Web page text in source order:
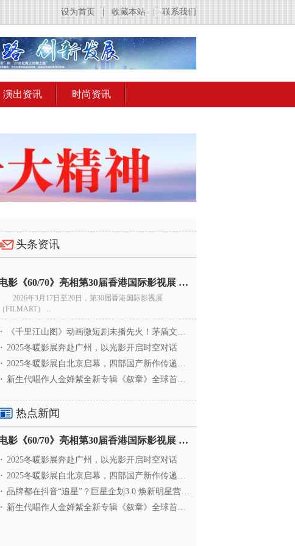
联系我们
收藏本站
设为首页
演出资讯 时尚资讯
头条资讯
电影《60/70》亮相第30届香港国际影视展 冲刺戛纳备
2026年3月17日至20日，第30届香港国际影视展
（FILMART） ...
·
《千里江山图》动画微短剧未播先火！茅盾文学奖IP首
· 2025冬暖影展奔赴广州，以光影开启时空对话
· 2025冬暖影展自北京启幕，四部国产新作传递银幕温情
· 新生代唱作人金婵紫全新专辑《叙章》全球首发，颠覆
热点新闻
电影《60/70》亮相第30届香港国际影视展 冲刺戛纳备
· 2025冬暖影展奔赴广州，以光影开启时空对话
· 2025冬暖影展自北京启幕，四部国产新作传递银幕温情
· 品牌都在抖音“追星”？巨星企划3.0 焕新明星营销，让
· 新生代唱作人金婵紫全新专辑《叙章》全球首发，颠覆